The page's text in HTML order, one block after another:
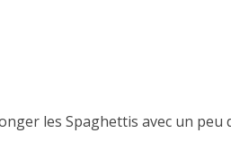
les Spaghettis avec un peu